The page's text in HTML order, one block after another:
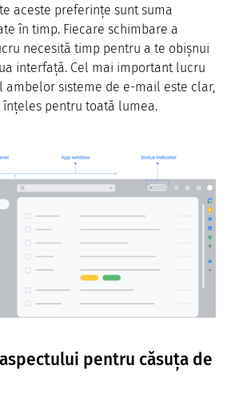
aceste preferințe sunt suma
în timp. Fiecare schimbare a
necesită timp pentru a te obișnui
interfață. Cel mai important lucru
ambelor sisteme de e-mail este clar,
pentru toată lumea.
pentru căsuța de